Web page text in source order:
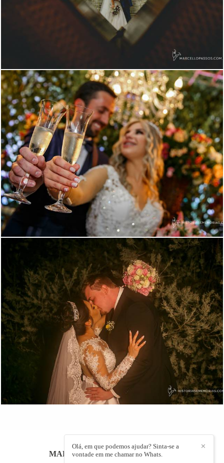
879 4
1166 14
1306 2
MARCELLO PASSOS/CONTATO
✕
Olá, em que podemos ajudar? Sinta-se a
vontade em me chamar no Whats.